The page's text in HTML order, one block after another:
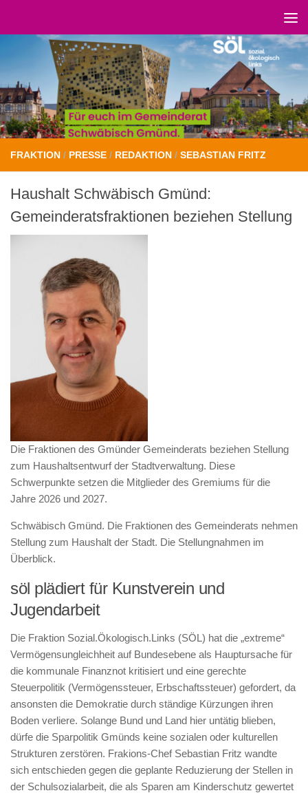
FRAKTION / PRESSE / REDAKTION / SEBASTIAN FRITZ
Haushalt Schwäbisch Gmünd:
Gemeinderatsfraktionen beziehen Stellung
Die Fraktionen des Gmünder Gemeinderats beziehen Stellung
zum Haushaltsentwurf der Stadtverwaltung. Diese
Schwerpunkte setzen die Mitglieder des Gremiums für die
Jahre 2026 und 2027.
Schwäbisch Gmünd. Die Fraktionen des Gemeinderats nehmen
Stellung zum Haushalt der Stadt. Die Stellungnahmen im
Überblick.
söl plädiert für Kunstverein und
Jugendarbeit
Die Fraktion Sozial.Ökologisch.Links (SÖL) hat die „extreme“
Vermögensungleichheit auf Bundesebene als Hauptursache für
die kommunale Finanznot kritisiert und eine gerechte
Steuerpolitik (Vermögenssteuer, Erbschaftssteuer) gefordert, da
ansonsten die Demokratie durch ständige Kürzungen ihren
Boden verliere. Solange Bund und Land hier untätig blieben,
dürfe die Sparpolitik Gmünds keine sozialen oder kulturellen
Strukturen zerstören. Frakions-Chef Sebastian Fritz wandte
sich entschieden gegen die geplante Reduzierung der Stellen in
der Schulsozialarbeit, die als Sparen am Kinderschutz gewertet